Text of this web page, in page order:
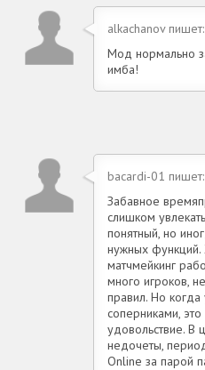
alkachanov пишет:
Мод нормально
имба!
bacardi-01 пишет:
Забавное
слишком
понятный, но
нужных функций.
матчмейкинг
много игроков,
правил. Но когда
соперниками,
удовольствие. В
недочеты,
Online за парой